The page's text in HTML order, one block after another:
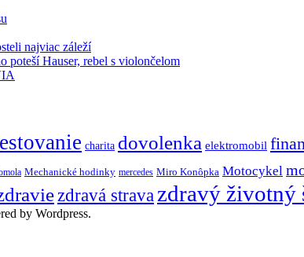
najviac záleží
poteší Hauser, rebel s violončelom
charita dovolenka elektromobil
Mechanické hodinky mercedes Miro Konôpka Motocykel
zdravá strava zdravý životný
by Wordpress.